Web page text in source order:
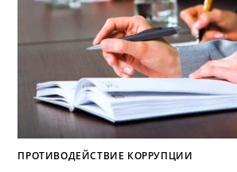
ПРОТИВОДЕЙСТВИЕ КОРРУПЦИИ